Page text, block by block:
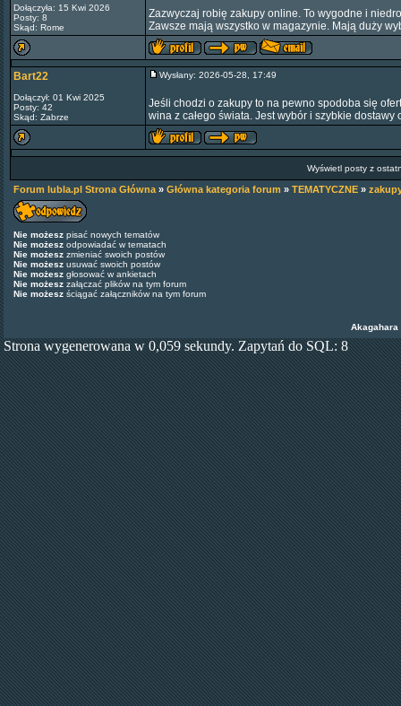
Dołączyła: 15 Kwi 2026
Posty: 8
Skąd: Rome
Zazwyczaj robię zakupy online. To wygodne i
Zawsze mają wszystko w magazynie. Mają duży
Bart22
Dołączył: 01 Kwi 2025
Posty: 42
Skąd: Zabrze
Wysłany: 2026-05-28, 17:49
Jeśli chodzi o zakupy to na pewno spodoba się
wina z całego świata. Jest wybór i szybkie
Wyświetl posty z
Forum lubla.pl Strona Główna » Główna kategoria forum » TEMATYCZNE »
Nie możesz pisać nowych tematów
Nie możesz odpowiadać w tematach
Nie możesz zmieniać swoich postów
Nie możesz usuwać swoich postów
Nie możesz głosować w ankietach
Nie możesz załączać plików na tym forum
Nie możesz ściągać załączników na tym forum
Akagahara
Strona wygenerowana w 0,059 sekundy. Zapytań do SQL: 8